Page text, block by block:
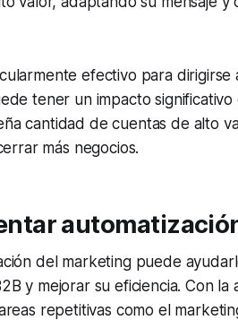
efectivo para
tener un impacto
cantidad de cuentas de alto
más negocios.
del marketing puede
y mejorar su eficiencia. Con
repetitivas como el